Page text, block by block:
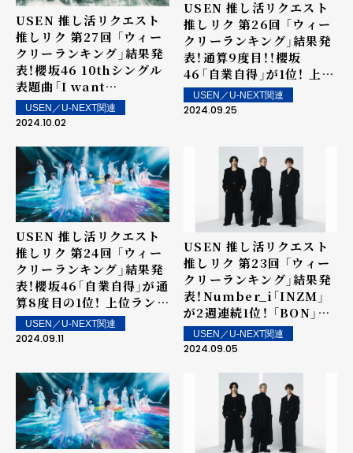
USEN 推し活リクエスト
推しリク 第27回 「ウィー
クリーランキング」結果発
表！櫻坂46 10thシングル
表題曲「I want
tomorrow to come」が
1位！ Number_iの初のフ
20位内に4曲！上位ランク
イン楽曲は街中・店内で配
信！
USEN／U-NEXT関連
2024.10.02
USEN 推し活リクエスト
推しリク 第26回 「ウィー
クリーランキング」結果発
表！通算9度目！！櫻坂
46「自業自得」が1位！ 上位
ランクイン楽曲は街中・店
内で配信！
USEN／U-NEXT関連
2024.09.25
USEN 推し活リクエスト
推しリク 第24回 「ウィー
クリーランキング」結果発
表！櫻坂46「自業自得」が通
算8度目の1位！ 上位ランク
イン楽曲は街中・店内で配
信！
USEN／U-NEXT関連
2024.09.11
USEN 推し活リクエスト
推しリク 第23回 「ウィー
クリーランキング」結果発
表！Number_i「INZM」
が2週連続1位！ 「BON」が
5位！上位ランクイン楽曲
は街中・店内で配信！
USEN／U-NEXT関連
2024.09.05